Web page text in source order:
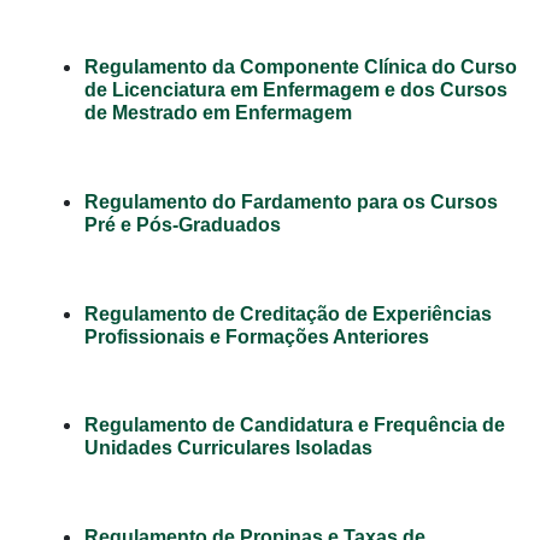
Regulamento da Componente Clínica do Curso
de Licenciatura em Enfermagem e dos Cursos
de Mestrado em Enfermagem
Regulamento do Fardamento para os Cursos
Pré e Pós-Graduados
Regulamento de Creditação de Experiências
Profissionais e Formações Anteriores
Regulamento de Candidatura e Frequência de
Unidades Curriculares Isoladas